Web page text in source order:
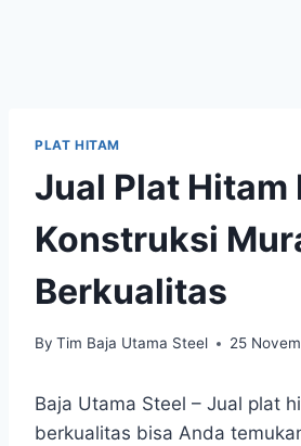
PLAT HITAM
Jual Plat Hitam
Konstruksi
Berkualitas
By Tim Baja Utama Steel 25
Baja Utama Steel – Jual plat
berkualitas bisa Anda